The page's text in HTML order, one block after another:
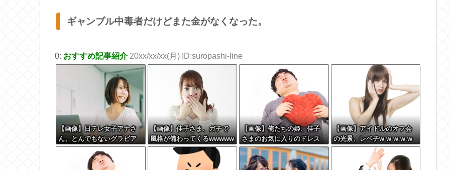
針を決定 三重県
ギャンブル中毒者だけどまた金がなくなった。
0: おすすめ記事紹介20xx/xx/xx(月) ID:suropashi-line
【画像】日テレ女子アナさ
ん、とんでもないグラビア
を披露した結果・・・
【画像】佳子さま、ガチで
風格が備わってくるwwwww
【画像】俺たちの姫、佳子
さまのお気に入りのドレス
がこちらです←コレは可愛
過ぎるw w w w w w w w
【画像】アイドルのオフ会
の光景、レベチw w w w w
w w w w w w